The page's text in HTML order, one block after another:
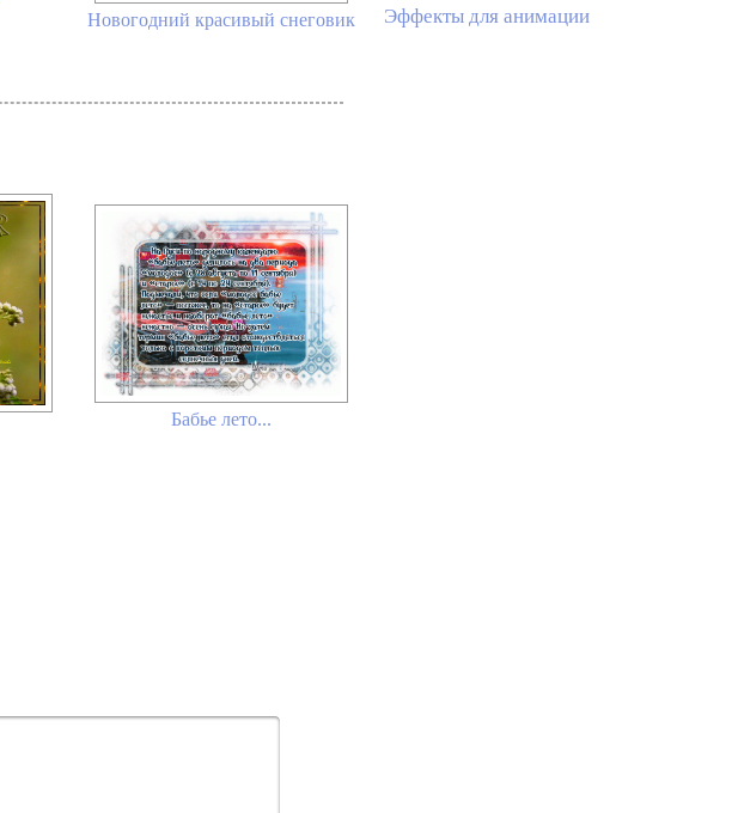
Новогодний красивый снеговик
Бабье лето...
Эффекты для анимации